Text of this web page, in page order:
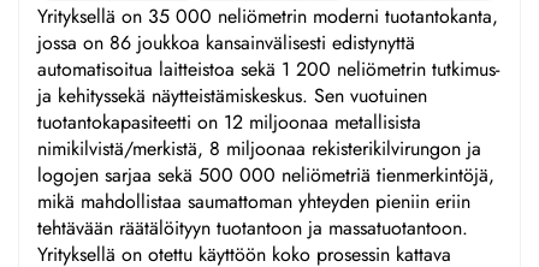
Yrityksellä on 35 000 neliömetrin moderni tuotantokanta,
jossa on 86 joukkoa kansainvälisesti edistynyttä
automatisoitua laitteistoa sekä 1 200 neliömetrin tutkimus-
ja kehityssekä näytteistämiskeskus. Sen vuotuinen
tuotantokapasiteetti on 12 miljoonaa metallisista
nimikilvistä/merkistä, 8 miljoonaa rekisterikilvirungon ja
logojen sarjaa sekä 500 000 neliömetriä tienmerkintöjä,
mikä mahdollistaa saumattoman yhteyden pieniin eriin
tehtävään räätälöityyn tuotantoon ja massatuotantoon.
Yrityksellä on otettu käyttöön koko prosessin kattava